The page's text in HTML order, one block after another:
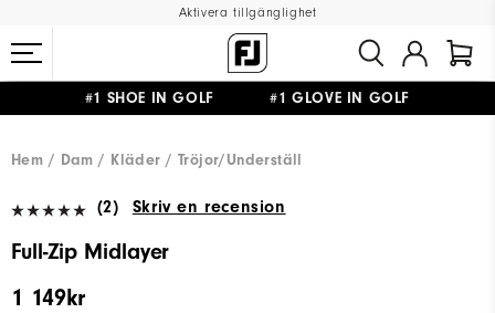
Aktivera tillgänglighet
#1 SHOE IN GOLF #1 GLOVE IN GOLF
Hem
Dam Kläder Tröjor/Underställ
(2) Skriv en recension
Full-Zip Midlayer
1 149kr